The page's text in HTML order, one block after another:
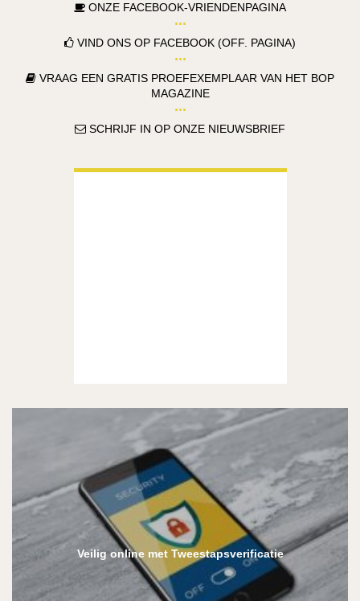
ONZE FACEBOOK-VRIENDENPAGINA
VIND ONS OP FACEBOOK (OFF. PAGINA)
VRAAG EEN GRATIS PROEFEXEMPLAAR VAN HET BOP
MAGAZINE
SCHRIJF IN OP ONZE NIEUWSBRIEF
Veilig online met Tweestapsverificatie